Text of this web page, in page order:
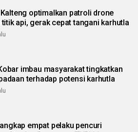
optimalkan patroli drone
titik api, gerak cepat tangani karhutla
imbau masyarakat tingkatkan
terhadap potensi karhutla
empat pelaku pencuri